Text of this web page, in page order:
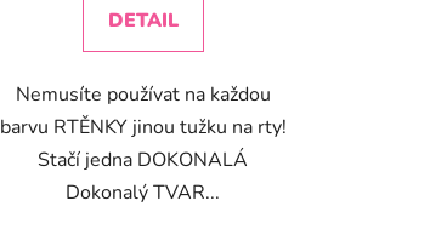
DETAIL
Nemusíte používat na každou
barvu RTĚNKY jinou tužku na rty!
Stačí jedna DOKONALÁ
Dokonalý TVAR...